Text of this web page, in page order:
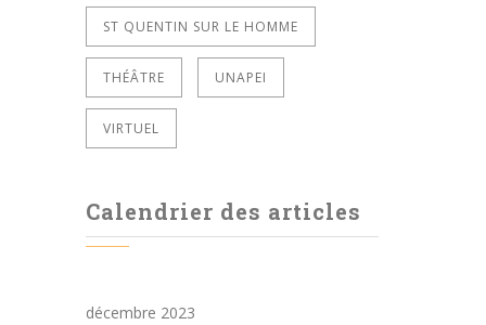
ST QUENTIN SUR LE HOMME
THÉÂTRE UNAPEI
VIRTUEL
Calendrier des articles
décembre 2023